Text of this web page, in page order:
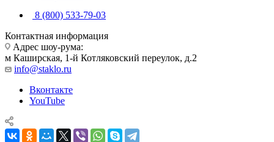
8 (800) 533-79-03
Контактная информация
Адрес шоу-рума:
м Каширская, 1-й Котляковский переулок, д.2
info@staklo.ru
Вконтакте
YouTube